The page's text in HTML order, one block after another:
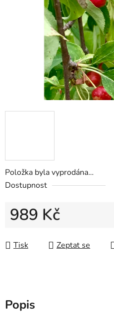
Položka byla vyprodána…
Dostupnost
989 Kč
Tisk
Zeptat se
Popis